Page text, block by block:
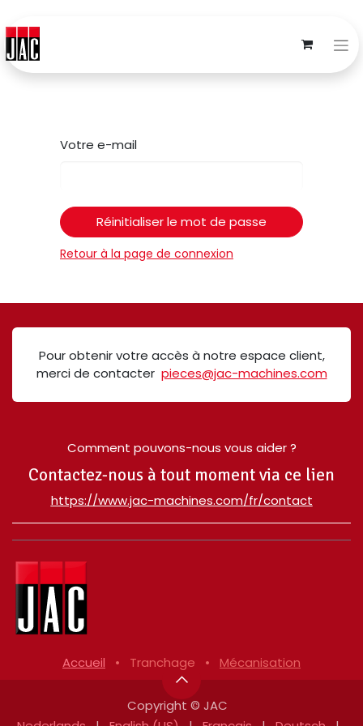
Votre e-mail
Réinitialiser le mot de passe
Retour à la page de connexion
Pour obtenir votre accès à notre espace client,
merci de contacter pieces@jac-machines.com
Comment pouvons-nous vous aider ?
Contactez-nous à tout moment via ce lien
​https://www.jac-machines.com/fr/contact
Accueil • Tranchage • Mécanisation
Copyright © JAC